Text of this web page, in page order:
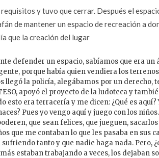
y tuvo que cerrar. Después el
de mantener un espacio de recreación a
que la creación del lugar
defender un espacio, sabíamos que era un
porque había quien vendiera los
llegó la policía, alegábamos por un derecho,
apoyó el proyecto de la ludoteca y
esto era terracería y me dicen: ¿Qué es aquí?
Pues yo vengo aquí y juego con los
que sean felices, que jueguen,
que me contaban lo que les pasaba en sus
tanto y que nadie haga nada. Pero,
estaban trabajando a veces, los dejaban